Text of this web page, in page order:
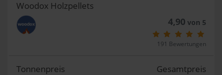
Woodox Holzpellets
4,90 von 5
191 Bewertungen
Tonnenpreis Gesamtpreis